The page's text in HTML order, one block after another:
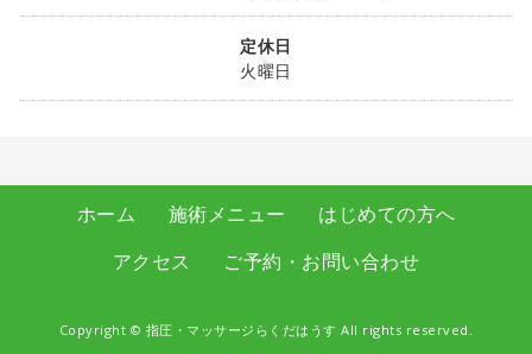
定休日
火曜日
ホーム 施術メニュー
はじめての方へ
アクセス
ご予約・お問い合わせ
Copyright © 指圧・マッサージらくだはうす All rights reserved.